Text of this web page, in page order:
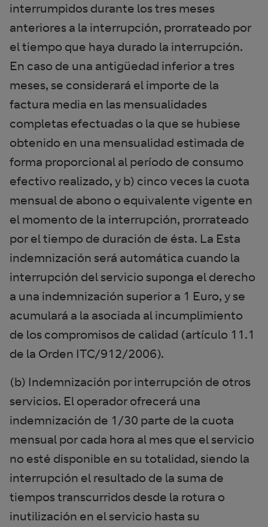
interrumpidos durante los tres meses
anteriores a la interrupción, prorrateado por
el tiempo que haya durado la interrupción.
En caso de una antigüedad inferior a tres
meses, se considerará el importe de la
factura media en las mensualidades
completas efectuadas o la que se hubiese
obtenido en una mensualidad estimada de
forma proporcional al período de consumo
efectivo realizado, y b) cinco veces la cuota
mensual de abono o equivalente vigente en
el momento de la interrupción, prorrateado
por el tiempo de duración de ésta. La Esta
indemnización será automática cuando la
interrupción del servicio suponga el derecho
a una indemnización superior a 1 Euro, y se
acumulará a la asociada al incumplimiento
de los compromisos de calidad (artículo 11.1
de la Orden ITC/912/2006).
(b) Indemnización por interrupción de otros
servicios. El operador ofrecerá una
indemnización de 1/30 parte de la cuota
mensual por cada hora al mes que el servicio
no esté disponible en su totalidad, siendo la
interrupción el resultado de la suma de
tiempos transcurridos desde la rotura o
inutilización en el servicio hasta su